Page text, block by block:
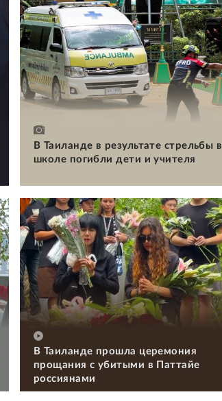
В Таиланде в результате стрельбы в
школе погибли дети и учителя
В Таиланде прошла церемония
прощания с убитыми в Паттайе
россиянами